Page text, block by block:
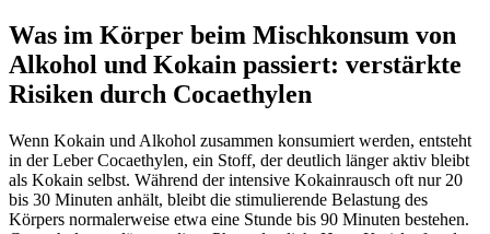
Was im Körper beim Mischkonsum von
Alkohol und Kokain passiert: verstärkte
Risiken durch Cocaethylen
Wenn Kokain und Alkohol zusammen konsumiert werden, entsteht
in der Leber Cocaethylen, ein Stoff, der deutlich länger aktiv bleibt
als Kokain selbst. Während der intensive Kokainrausch oft nur 20
bis 30 Minuten anhält, bleibt die stimulierende Belastung des
Körpers normalerweise etwa eine Stunde bis 90 Minuten bestehen.